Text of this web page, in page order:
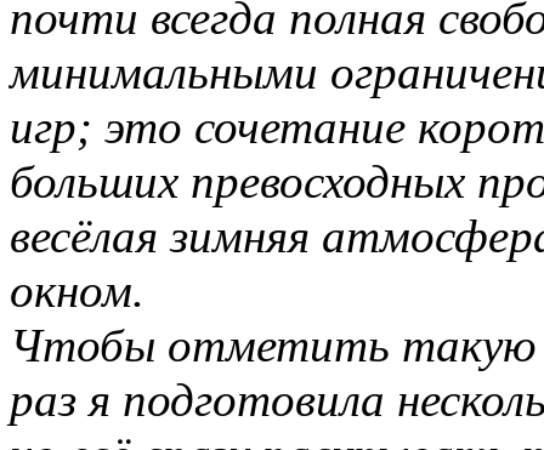
почти всегда полная
минимальными
игр; это сочетание
больших превосходных
весёлая зимняя
окном.
Чтобы отметить такую
раз я подготовила